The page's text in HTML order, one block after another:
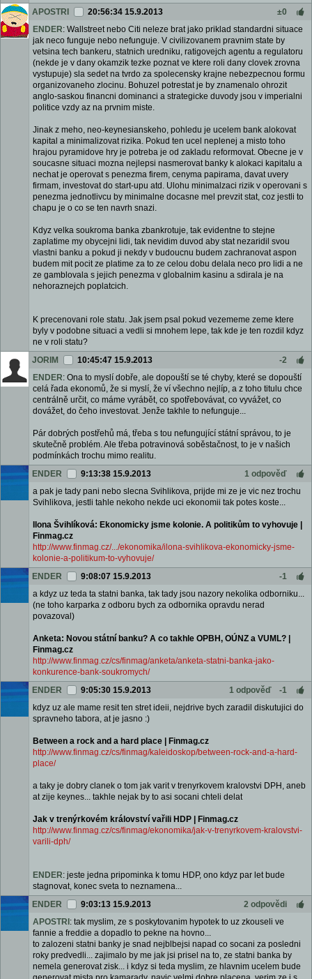
APOSTRI
20:56:34 15.9.2013
±0
ENDER: Wallstreet nebo Citi neleze brat jako priklad standardni situace
jak neco funguje nebo nefunguje. V civilizovanem pravnim state by
vetsina tech bankeru, statnich uredniku, ratigovejch agentu a regulatoru
(nekde je v dany okamzik tezke poznat ve ktere roli dany clovek zrovna
vystupuje) sla sedet na tvrdo za spolecensky krajne nebezpecnou formu
organizovaneho zlocinu. Bohuzel potrestat je by znamenalo ohrozit
anglo-saskou financni dominanci a strategicke duvody jsou v imperialni
politice vzdy az na prvnim miste.
Jinak z meho, neo-keynesianskeho, pohledu je ucelem bank alokovat
kapital a minimalizovat rizika. Pokud ten ucel neplenej a misto toho
hrajou pyramidove hry je potreba je od zakladu reformovat. Obecne je v
soucasne situaci mozna nejlepsi nasmerovat banky k alokaci kapitalu a
nechat je operovat s penezma firem, cenyma papirama, davat uvery
firmam, investovat do start-upu atd. Ulohu minimalzaci rizik v operovani s
penezma jednotlivcu by minimalne docasne mel prevzit stat, coz jestli to
chapu je o co se ten navrh snazi.
Kdyz velka soukroma banka zbankrotuje, tak evidentne to stejne
zaplatime my obycejni lidi, tak nevidim duvod aby stat nezaridil svou
vlastni banku a pokud ji nekdy v budoucnu budem zachranovat aspon
budem mit pocit ze platime za to ze celou dobu delala neco pro lidi a ne
ze gamblovala s jejich penezma v globalnim kasinu a sdirala je na
nehoraznejch poplatcich.
K precenovani role statu. Jak jsem psal pokud vezememe zeme ktere
byly v podobne situaci a vedli si mnohem lepe, tak kde je ten rozdil kdyz
ne v roli statu?
JORIM
10:45:47 15.9.2013
-2
ENDER: Ona to myslí dobře, ale dopouští se té chyby, které se dopouští
celá řada ekonomů, že si myslí, že ví všechno nejlíp, a z toho titulu chce
centrálně určit, co máme vyrábět, co spotřebovávat, co vyvážet, co
dovážet, do čeho investovat. Jenže takhle to nefunguje...
Pár dobrých postřehů má, třeba s tou nefungující státní správou, to je
skutečně problém. Ale třeba potravinová soběstačnost, to je v našich
podmínkách trochu mimo realitu.
ENDER
9:13:38 15.9.2013
1 odpověď
a pak je tady pani nebo slecna Svihlikova, prijde mi ze je vic nez trochu
Svihlikova, jestli tahle nekoho nekde uci ekonomii tak potes koste...
Ilona Švihlíková: Ekonomicky jsme kolonie. A politikům to vyhovuje |
Finmag.cz
http://www.finmag.cz/.../ekonomika/ilona-svihlikova-ekonomicky-jsme-
kolonie-a-politikum-to-vyhovuje/
ENDER
9:08:07 15.9.2013
-1
a kdyz uz teda ta statni banka, tak tady jsou nazory nekolika odborniku...
(ne toho karparka z odboru bych za odbornika opravdu nerad
povazoval)
Anketa: Novou státní banku? A co takhle OPBH, OÚNZ a VUML? |
Finmag.cz
http://www.finmag.cz/cs/finmag/anketa/anketa-statni-banka-jako-
konkurence-bank-soukromych/
ENDER
9:05:30 15.9.2013 1 odpověď
-1
kdyz uz ale mame resit ten stret ideii, nejdrive bych zaradil diskutujici do
spravneho tabora, at je jasno :)
Between a rock and a hard place | Finmag.cz
http://www.finmag.cz/cs/finmag/kaleidoskop/between-rock-and-a-hard-
place/
a taky je dobry clanek o tom jak varit v trenyrkovem kralovstvi DPH, aneb
at zije keynes... takhle nejak by to asi socani chteli delat
Jak v trenýrkovém království vařili HDP | Finmag.cz
http://www.finmag.cz/cs/finmag/ekonomika/jak-v-trenyrkovem-kralovstvi-
varili-dph/
ENDER: jeste jedna pripominka k tomu HDP, ono kdyz par let bude
stagnovat, konec sveta to neznamena...
ENDER
9:03:13 15.9.2013
2 odpovědi
APOSTRI : tak myslim, ze s poskytovanim hypotek to uz zkouseli ve
fannie a freddie a dopadlo to pekne na hovno...
to zalozeni statni banky je snad nejblbejsi napad co socani za posledni
roky predvedli... zajimalo by me jak jsi prisel na to, ze statni banka by
nemela generovat zisk... i kdyz si teda myslim, ze hlavnim ucelem bude